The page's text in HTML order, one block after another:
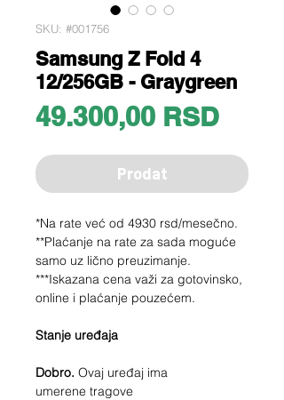
SKU: #001756
Samsung Z Fold 4
12/256GB - Graygreen
49.300,00 RSDPrice
Prodat
*Na rate već od 4930 rsd/mesečno.
**Plaćanje na rate za sada moguće
samo uz lično preuzimanje.
***Iskazana cena važi za gotovinsko,
online i plaćanje pouzećem.
Stanje uređaja
Dobro. Ovaj uređaj ima
umerene tragove